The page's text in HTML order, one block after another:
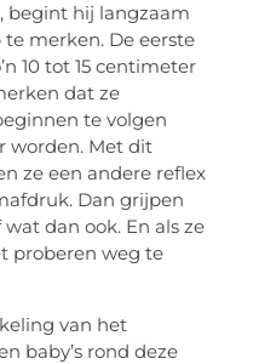
begint hij langzaam
merken. De eerste
10 tot 15 centimeter
dat ze
te volgen
worden. Met dit
ze een andere reflex
Dan grijpen
dan ook. En als ze
proberen weg te
van het
baby’s rond deze